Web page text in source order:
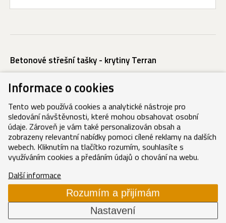
Betonové střešní tašky - krytiny Terran
Synus
Danubia
Coppo
Rundo
Zenit MAX
Generon
Generon MAX
Příslušenství střech
Informace o cookies
Tento web používá cookies a analytické nástroje pro
sledování návštěvnosti, které mohou obsahovat osobní
údaje. Zároveň je vám také personalizován obsah a
zobrazeny relevantní nabídky pomoci cílené reklamy na dalších
webech. Kliknutím na tlačítko rozumím, souhlasíte s
využíváním cookies a předáním údajů o chování na webu.
Další informace
Rozumím a přijímám
Nastavení